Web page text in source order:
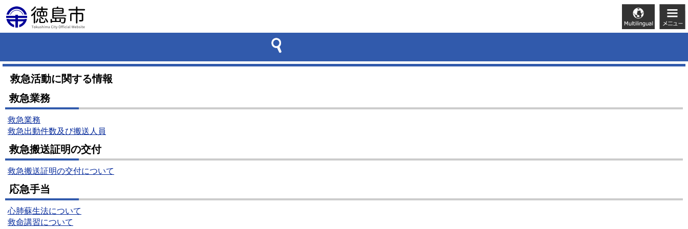
救急活動に関する情報
救急業務
救急業務
救急出動件数及び搬送人員
救急搬送証明の交付
救急搬送証明の交付について
応急手当
心肺蘇生法について
救命講習について